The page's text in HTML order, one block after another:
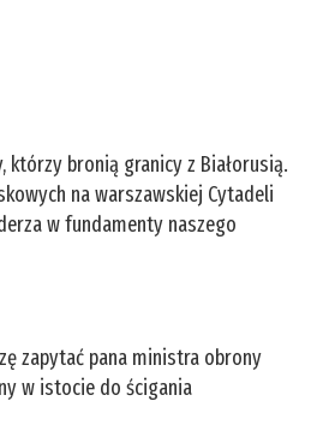
bronią granicy z Białorusią.
na warszawskiej Cytadeli
w fundamenty naszego
zapytać pana ministra obrony
w istocie do ścigania